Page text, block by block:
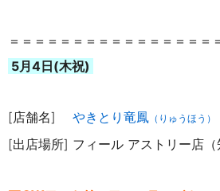
＝＝＝＝＝＝＝＝＝＝＝＝＝＝＝＝
5月4日(木祝)
[店舗名] やきとり竜鳳 （りゅうほう）
[出店場所] フィール アストリー店（